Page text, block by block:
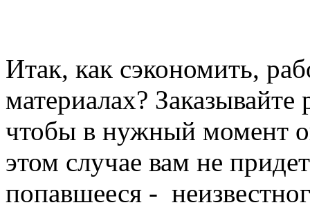
Итак, как сэкономить,
материалах?
чтобы в нужный момент
этом случае вам не
попавшееся -